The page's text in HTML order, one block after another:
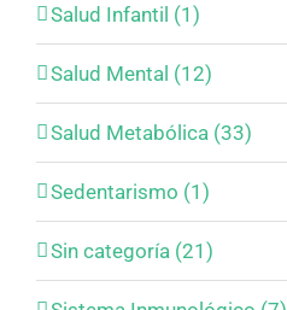
Salud Infantil (1)
Salud Mental (12)
Salud Metabólica (33)
Sedentarismo (1)
Sin categoría (21)